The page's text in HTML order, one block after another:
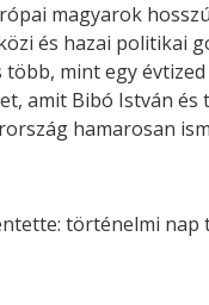
magyarok
és hazai politikai
több, mint egy
amit Bibó István
hamarosan
történelmi nap